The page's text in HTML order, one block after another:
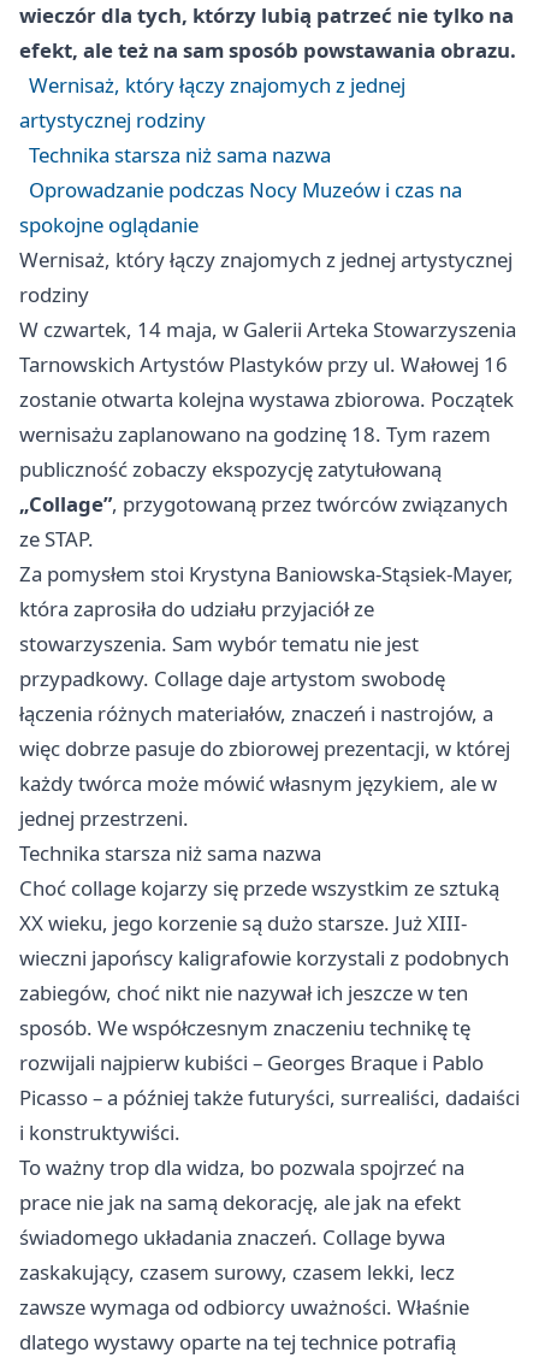
wieczór dla tych, którzy lubią patrzeć nie tylko na
efekt, ale też na sam sposób powstawania obrazu.
Wernisaż, który łączy znajomych z jednej
artystycznej rodziny
Technika starsza niż sama nazwa
Oprowadzanie podczas Nocy Muzeów i czas na
spokojne oglądanie
Wernisaż, który łączy znajomych z jednej artystycznej
rodziny
W czwartek, 14 maja, w Galerii Arteka Stowarzyszenia
Tarnowskich Artystów Plastyków przy ul. Wałowej 16
zostanie otwarta kolejna wystawa zbiorowa. Początek
wernisażu zaplanowano na godzinę 18. Tym razem
publiczność zobaczy ekspozycję zatytułowaną
„Collage”, przygotowaną przez twórców związanych
ze STAP.
Za pomysłem stoi Krystyna Baniowska-Stąsiek-Mayer,
która zaprosiła do udziału przyjaciół ze
stowarzyszenia. Sam wybór tematu nie jest
przypadkowy. Collage daje artystom swobodę
łączenia różnych materiałów, znaczeń i nastrojów, a
więc dobrze pasuje do zbiorowej prezentacji, w której
każdy twórca może mówić własnym językiem, ale w
jednej przestrzeni.
Technika starsza niż sama nazwa
Choć collage kojarzy się przede wszystkim ze sztuką
XX wieku, jego korzenie są dużo starsze. Już XIII-
wieczni japońscy kaligrafowie korzystali z podobnych
zabiegów, choć nikt nie nazywał ich jeszcze w ten
sposób. We współczesnym znaczeniu technikę tę
rozwijali najpierw kubiści – Georges Braque i Pablo
Picasso – a później także futuryści, surrealiści, dadaiści
i konstruktywiści.
To ważny trop dla widza, bo pozwala spojrzeć na
prace nie jak na samą dekorację, ale jak na efekt
świadomego układania znaczeń. Collage bywa
zaskakujący, czasem surowy, czasem lekki, lecz
zawsze wymaga od odbiorcy uważności. Właśnie
dlatego wystawy oparte na tej technice potrafią